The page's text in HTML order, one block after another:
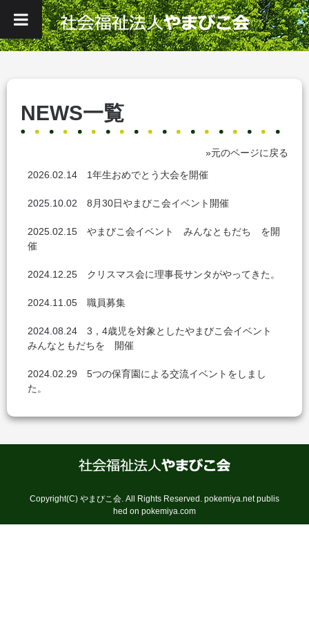
NEWS一覧
»元のページに戻る
2026.02.14 1年生おめでとう大会を開催
2025.10.02 8月30日やまびこ会イベント開催
2025.02.15 やまびこ会イベント みんなともだち を開
催
2024.12.25 クリスマス会に理事長サンタがやってきた。
2024.11.05 職員募集
2024.08.24 3，4歳児を対象としたやまびこ会イベント
みんなともだちを 開催
2024.02.29 5つの保育園による交流イベントをしまし
た。
Copyright(C) やまびこ会. All Rights Reserved. pokemiya.netpublis
hed on pokemiya.com